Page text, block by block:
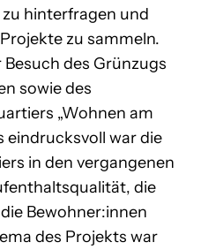
hinterfragen und
zu sammeln.
des Grünzugs
sowie des
„Wohnen am
eindrucksvoll war die
in den vergangenen
die
Bewohner:innen
des Projekts war